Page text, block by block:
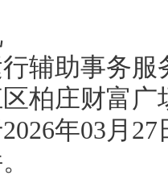
辅助事务
柏庄财富广
年03月